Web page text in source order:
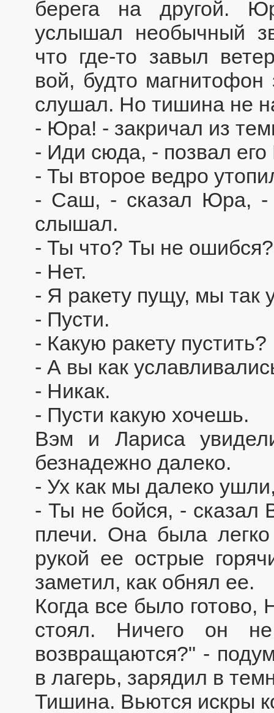
берега на другой.
услышал необычный
что где-то завыл
вой, будто
слушал. Но тишина не
- Юра! - закричал из
- Иди сюда, - позвал
- Ты второе ведро
- Саш, - сказал Юра, -
слышал.
- Ты что? Ты не ошибся?
- Нет.
- Я ракету пущу, мы так
- Пусти.
- Какую ракету пустить?
- А вы как
- Никак.
- Пусти какую хочешь.
Вэм и Лариса
безнадежно далеко.
- Ух как мы далеко
- Ты не бойся, -
плечи. Она была
рукой ее острые
заметил, как обнял ее.
Когда все было
стоял. Ничего он
возвращаются?" -
в лагерь, зарядил в
Тишина. Вьются искры